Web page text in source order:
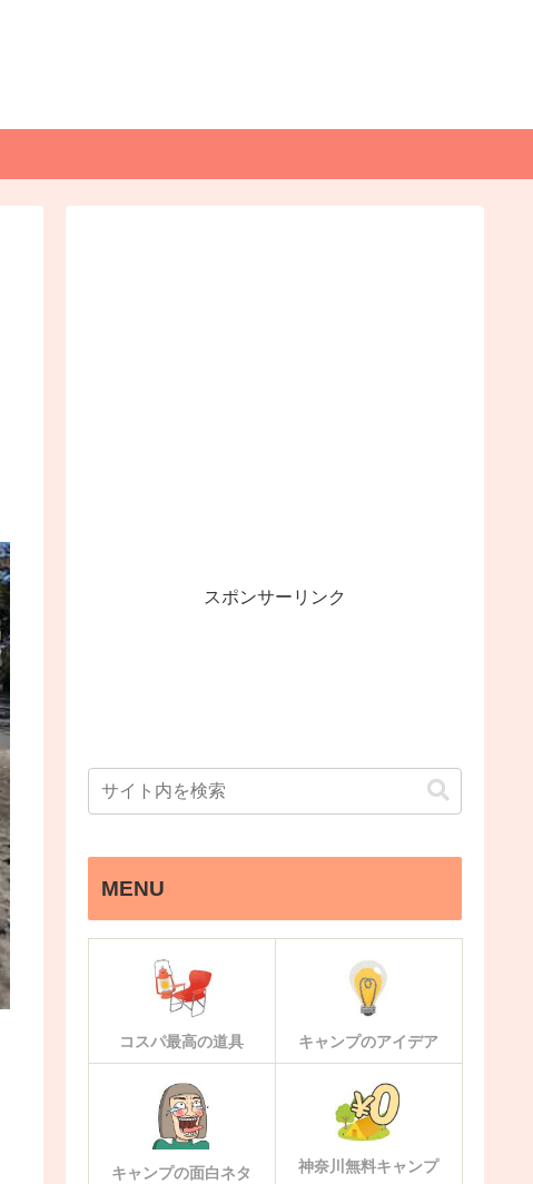
スポンサーリンク
MENU
コスパ最高の道具 キャンプのアイデア
キャンプの面白ネタ 神奈川無料キャンプ